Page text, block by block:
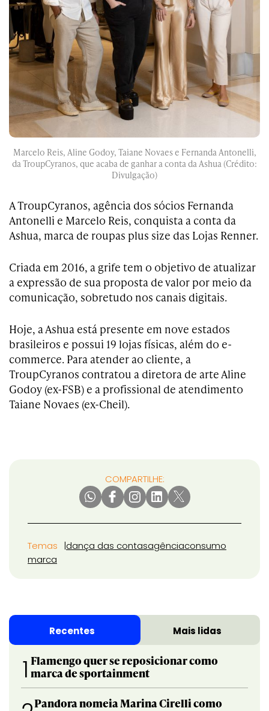
Marcelo Reis, Aline Godoy, Taiane Novaes e Fernanda Antonelli,
da TroupCyranos, que acaba de ganhar a conta da Ashua (Crédito:
Divulgação)
A TroupCyranos, agência dos sócios Fernanda
Antonelli e Marcelo Reis, conquista a conta da
Ashua, marca de roupas plus size das Lojas Renner.
Criada em 2016, a grife tem o objetivo de atualizar
a expressão de sua proposta de valor por meio da
comunicação, sobretudo nos canais digitais.
Hoje, a Ashua está presente em nove estados
brasileiros e possui 19 lojas físicas, além do e-
commerce. Para atender ao cliente, a
TroupCyranos contratou a diretora de arte Aline
Godoy (ex-FSB) e a profissional de atendimento
Taiane Novaes (ex-Cheil).
COMPARTILHE:
Temas dança das contasagênciaconsumo
marca
Recentes Mais lidas
1 Flamengo quer se reposicionar como
marca de sportainment
Pandora nomeia Marina Cirelli como